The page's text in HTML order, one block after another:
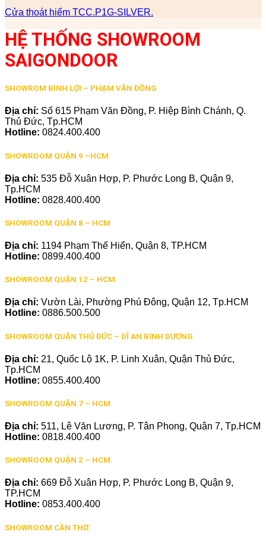
Cửa thoát hiểm TCC.P1G-SILVER.
HỆ THỐNG SHOWROOM
SAIGONDOOR
SHOWROM BÌNH LỢI – PHẠM VĂN ĐỒNG
Địa chỉ: Số 615 Phạm Văn Đồng, P. Hiệp Bình Chánh, Q.
Thủ Đức, Tp.HCM
Hotline: 0824.400.400
SHOWROOM QUẬN 9 –HCM
Địa chỉ: 535 Đỗ Xuân Hợp, P. Phước Long B, Quận 9,
Tp.HCM
Hotline: 0828.400.400
SHOWROOM QUẬN 8 – HCM
Địa chỉ: 1194 Phạm Thế Hiển, Quận 8, TP.HCM
Hotline: 0899.400.400
SHOWROOM QUẬN 12 – HCM
Địa chỉ: Vườn Lài, Phường Phú Đông, Quận 12, Tp.HCM
Hotline: 0886.500.500
SHOWROOM QUẬN THỦ ĐỨC – DĨ AN BÌNH DƯƠNG
Địa chỉ: 21, Quốc Lộ 1K, P. Linh Xuân, Quận Thủ Đức,
Tp.HCM
Hotline: 0855.400.400
SHOWROOM QUẬN 7 – HCM
Địa chỉ: 511, Lê Văn Lương, P. Tân Phong, Quận 7, Tp.HCM
Hotline: 0818.400.400
SHOWROOM QUẬN 2 – HCM:
Địa chỉ: 669 Đỗ Xuân Hợp, P. Phước Long B, Quận 9,
TP.HCM
Hotline: 0853.400.400
SHOWROOM CẦN THƠ: